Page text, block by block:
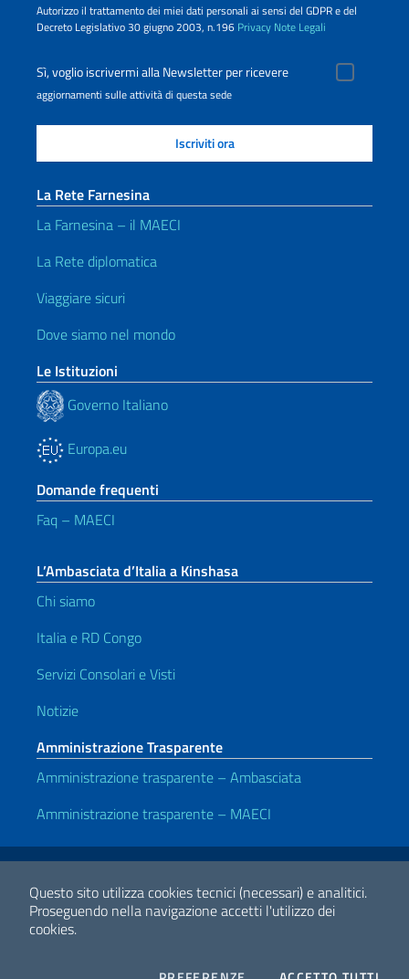
Questo sito utilizza cookies tecnici (necessari) e analitici.
Proseguendo nella navigazione accetti l'utilizzo dei
cookies.
Autorizzo il trattamento dei miei dati personali ai sensi del GDPR e del
Decreto Legislativo 30 giugno 2003, n.196 Privacy Note Legali
Sì, voglio iscrivermi alla Newsletter per ricevere
aggiornamenti sulle attività di questa sede
La Rete Farnesina
La Farnesina – il MAECI
La Rete diplomatica
Viaggiare sicuri
Dove siamo nel mondo
Le Istituzioni
Governo Italiano
Europa.eu
Domande frequenti
Faq – MAECI
L’Ambasciata d’Italia a Kinshasa
Chi siamo
Italia e RD Congo
Servizi Consolari e Visti
Notizie
Amministrazione Trasparente
Amministrazione trasparente – Ambasciata
Amministrazione trasparente – MAECI
Link Utili